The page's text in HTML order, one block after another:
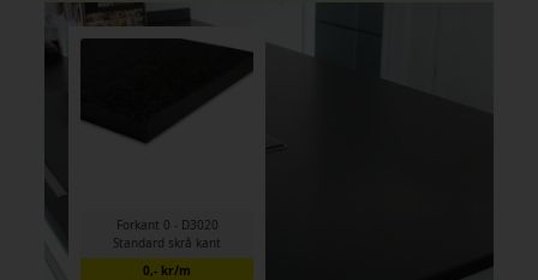
Forkant 0 - D3020
Standard skrå kant
0,- kr/m